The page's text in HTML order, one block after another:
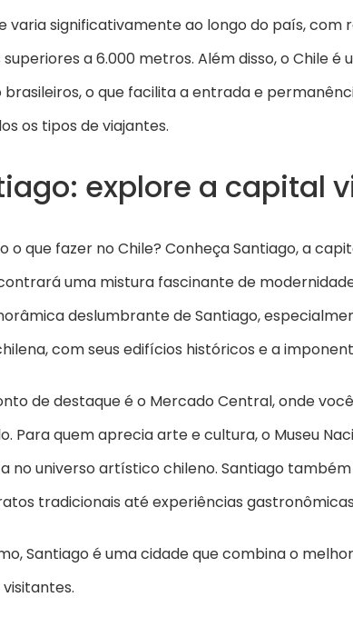
varia significativamente ao longo do país, com
a 6.000 metros. Além disso, o Chile é
brasileiros, o que facilita a entrada e
os tipos de viajantes.
explore a capital
o que fazer no Chile? Conheça Santiago, a
uma mistura fascinante de
deslumbrante de Santiago,
com seus edifícios históricos e a
de destaque é o Mercado Central, onde
Para quem aprecia arte e cultura, o Museu
no universo artístico chileno. Santiago
tradicionais até experiências
Santiago é uma cidade que combina o